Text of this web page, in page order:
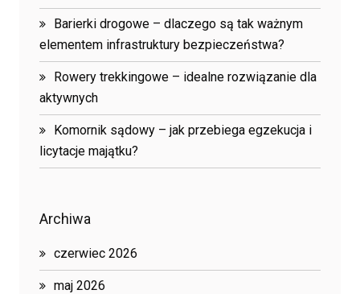
Barierki drogowe – dlaczego są tak ważnym
elementem infrastruktury bezpieczeństwa?
Rowery trekkingowe – idealne rozwiązanie dla
aktywnych
Komornik sądowy – jak przebiega egzekucja i
licytacje majątku?
Archiwa
czerwiec 2026
maj 2026